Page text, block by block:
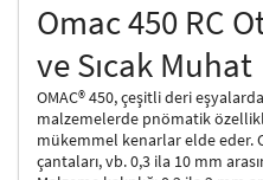
Omac 450 RC
ve Sıcak Muhat
OMAC® 450, çeşitli deri
malzemelerde pnömatik
mükemmel kenarlar elde eder.
çantaları, vb. 0,3 ila 10 mm